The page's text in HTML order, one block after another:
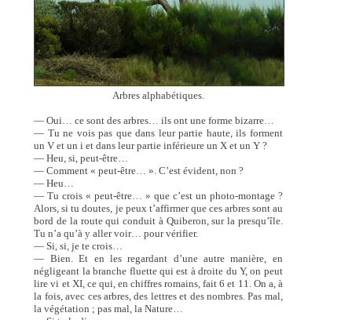
Arbres alphabétiques.
— Oui… ce sont des arbres… ils ont une forme bizarre…
— Tu ne vois pas que dans leur partie haute, ils forment
un V et un i et dans leur partie inférieure un X et un Y ?
— Heu, si, peut-être…
— Comment « peut-être… ». C’est évident, non ?
— Heu…
— Tu crois « peut-être… » que c’est un photo-montage ?
Alors, si tu doutes, je peux t’affirmer que ces arbres sont au
bord de la route qui conduit à Quiberon, sur la presqu’île.
Tu n’a qu’à y aller voir… pour vérifier.
— Si, si, je te crois…
— Bien. Et en les regardant d’une autre manière, en
négligeant la branche fluette qui est à droite du Y, on peut
lire vi et XI, ce qui, en chiffres romains, fait 6 et 11. On a, à
la fois, avec ces arbres, des lettres et des nombres. Pas mal,
la végétation ; pas mal, la Nature…